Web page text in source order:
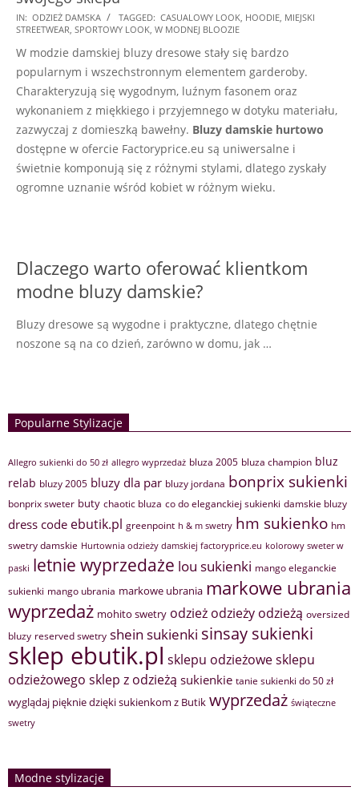
2025-
07-
01
IN: ODZIEŻ DAMSKA TAGGED: CASUALOWY LOOK, HOODIE, MIEJSKI
STREETWEAR, SPORTOWY LOOK, W MODNEJ BLOOZIE
W modzie damskiej bluzy dresowe stały się bardzo
popularnym i wszechstronnym elementem garderoby.
Charakteryzują się wygodnym, luźnym fasonem oraz
wykonaniem z miękkiego i przyjemnego w dotyku materiału,
zazwyczaj z domieszką bawełny. Bluzy damskie hurtowo
dostępne w ofercie Factoryprice.eu są uniwersalne i
świetnie komponują się z różnymi stylami, dlatego zyskały
ogromne uznanie wśród kobiet w różnym wieku.
Dlaczego warto oferować klientkom
modne bluzy damskie?
Bluzy dresowe są wygodne i praktyczne, dlatego chętnie
noszone są na co dzień, zarówno w domu, jak …
Popularne Stylizacje
Allegro sukienki do 50 zł allegro wyprzedaż bluza 2005 bluza champion bluz
relab bluzy 2005 bluzy dla par bluzy jordana bonprix sukienki
bonprix sweter buty chaotic bluza co do eleganckiej sukienki damskie bluzy
dress code ebutik.pl greenpoint h & m swetry hm sukienko hm
swetry damskie Hurtownia odzieży damskiej factoryprice.eu kolorowy sweter w
paski letnie wyprzedaże lou sukienki mango eleganckie
sukienki mango ubrania markowe ubrania markowe ubrania
wyprzedaż mohito swetry odzież odzieży odzieżą oversized
bluzy reserved swetry shein sukienki sinsay sukienki
sklep ebutik.pl sklepu odzieżowesklepu
odzieżowego sklep z odzieżą sukienkie tanie sukienki do 50 zł
wyglądaj pięknie dzięki sukienkom z Butik wyprzedaż świąteczne
swetry
Modne stylizacje